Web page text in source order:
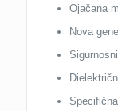
Ojačana
Nova